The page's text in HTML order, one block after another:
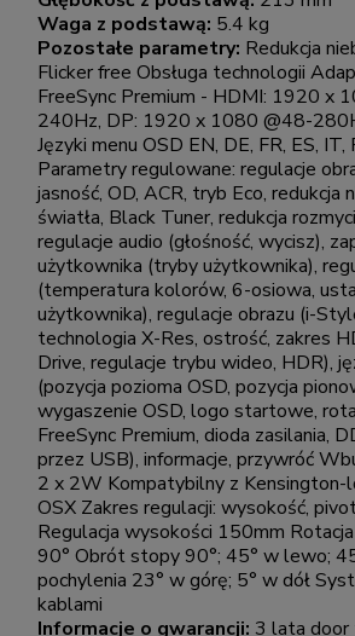
Waga z podstawą: 5.4 kg
Pozostałe parametry: Redukcja
Flicker free Obsługa technologii
FreeSync Premium - HDMI: 1920 x
240Hz, DP: 1920 x 1080 @48-
Języki menu OSD EN, DE, FR, ES, IT,
Parametry regulowane: regulacje
jasność, OD, ACR, tryb Eco, redukcja
światła, Black Tuner, redukcja
regulacje audio (głośność, wycisz),
użytkownika (tryby użytkownika),
(temperatura kolorów, 6-osiowa,
użytkownika), regulacje obrazu (i-
technologia X-Res, ostrość, zakres
Drive, regulacje trybu wideo, HDR),
(pozycja pozioma OSD, pozycja
wygaszenie OSD, logo startowe,
FreeSync Premium, dioda zasilania,
przez USB), informacje, przywróć
2 x 2W Kompatybilny z Kensington-
OSX Zakres regulacji: wysokość,
Regulacja wysokości 150mm
90° Obrót stopy 90°; 45° w lewo;
pochylenia 23° w górę; 5° w dół
kablami
Informacje o gwarancji: 3 lata